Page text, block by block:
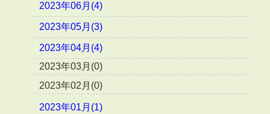
2023年06月(4)
2023年05月(3)
2023年04月(4)
2023年03月(0)
2023年02月(0)
2023年01月(1)